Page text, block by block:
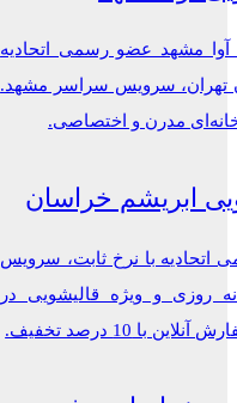
آوا مشهد عضو رسمی اتحادیه
تهران، سرویس سراسر مشهد.
مدرن و اختصاصی.
ابریشم خراسان
اتحادیه با نرخ ثابت، سرویس
روزی و ویژه قالیشویی در
با 10 درصد تخفیف.